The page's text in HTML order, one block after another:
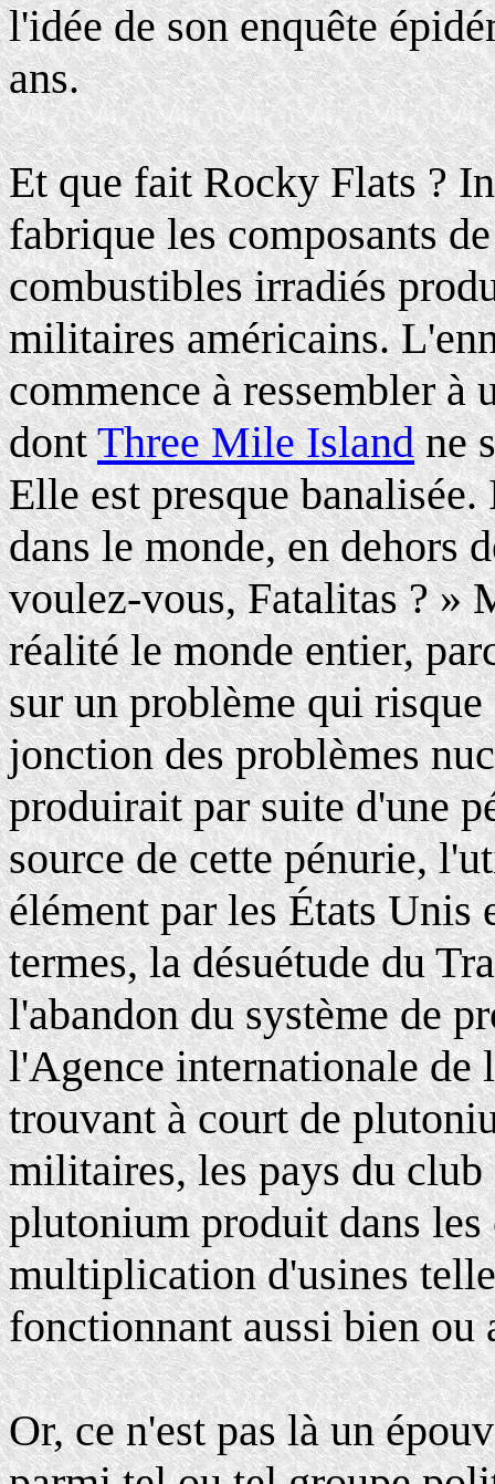
l'idée de son enquête
ans.
Et que fait Rocky Flats ?
fabrique les composants
combustibles irradiés
militaires américains.
commence à ressembler
dontThree Mile Islandne
Elle est presque
dans le monde, en dehors
voulez-vous, Fatalitas ? »
réalité le monde entier,
sur un problème qui
jonction des problèmes
produirait par suite d'une
source de cette pénurie,
élément par les États Unis
termes, la désuétude du
l'abandon du système de
l'Agence internationale de
trouvant à court de
militaires, les pays du
plutonium produit dans
multiplication d'usines
fonctionnant aussi bien ou
Or, ce n'est pas là un